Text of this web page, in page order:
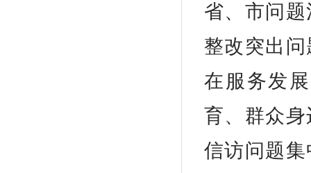
省、市问
整改突出
在服务发
育、群众
信访问题